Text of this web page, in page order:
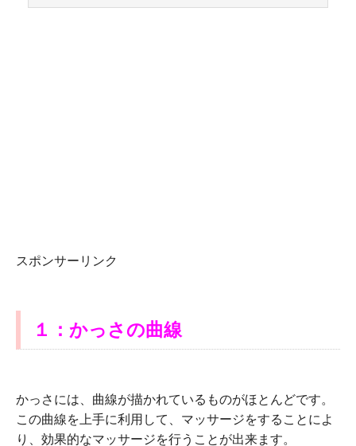
スポンサーリンク
１：かっさの曲線
かっさには、曲線が描かれているものがほとんどです。
この曲線を上手に利用して、マッサージをすることによ
り、効果的なマッサージを行うことが出来ます。